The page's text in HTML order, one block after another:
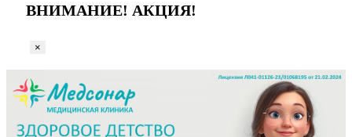
ВНИМАНИЕ! АКЦИЯ!
×